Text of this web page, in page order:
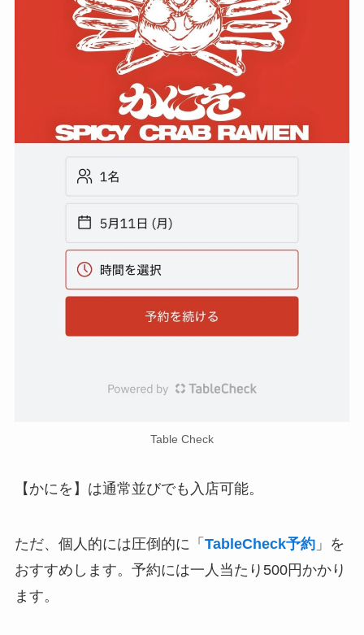
Table Check
【かにを】は通常並びでも入店可能。
ただ、個人的には圧倒的に「 TableCheck予約」を
おすすめします。予約には一人当たり500円かかり
ます。